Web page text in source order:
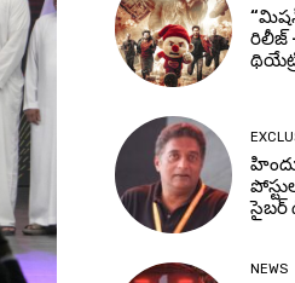
రిలీజ్
సైబర్
NEWS